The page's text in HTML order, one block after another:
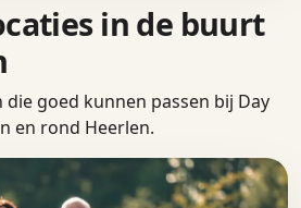
in de buurt
goed kunnen passen bij Day
en rond Heerlen.